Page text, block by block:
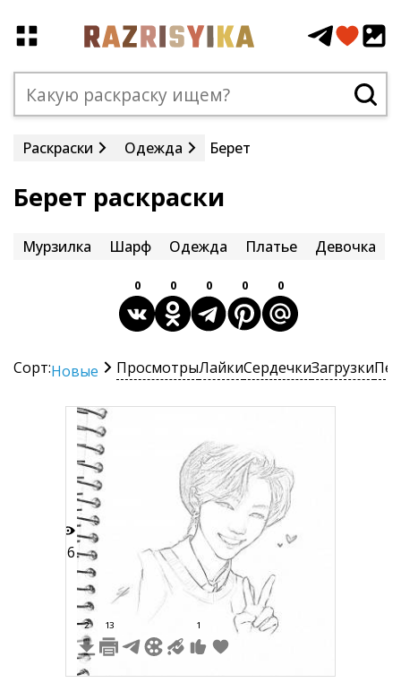
Раскраски Одежда Берет
Берет раскраски
Мурзилка Шарф Одежда Платье Девочка
0 0 0 0 0
Сорт:Новые ПросмотрыЛайкиСердечкиЗагрузки
36
2 13 1